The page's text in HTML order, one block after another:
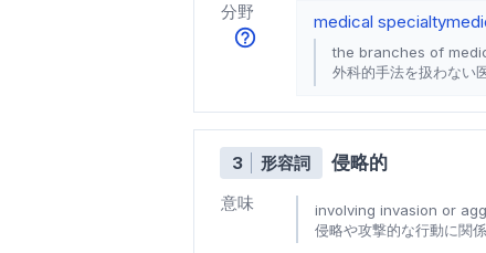
分野 medical specialty
the branches of
外科的手法を扱わない
3 形容詞 侵略的
意味
involving invasion or
侵略や攻撃的な行動に関